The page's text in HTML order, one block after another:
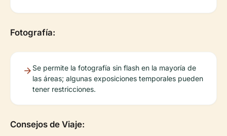
Fotografía:
Se permite la fotografía sin flash en la mayoría de
las áreas; algunas exposiciones temporales pueden
tener restricciones.
Consejos de Viaje: